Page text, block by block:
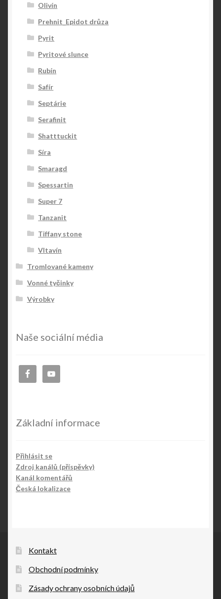
Olivín
Prehnit_Epidot drůza
Pyrit
Pyritové slunce
Rubín
Safír
Septárie
Serafinit
Shatttuckit
Síra
Smaragd
Spessartin
Super 7
Tanzanit
Tiffany stone
Vltavín
Tromlované kameny
Vonné tyčinky
Výrobky
Naše sociální média
Základní informace
Přihlásit se
Zdroj kanálů (příspěvky)
Kanál komentářů
Česká lokalizace
Kontakt
Obchodní podmínky
Zásady ochrany osobních údajů